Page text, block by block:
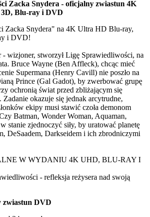
Zacka Snydera - oficjalny zwiastun 4K
Blu-ray i DVD
Zacka Snydera" na 4K Ultra HD Blu-ray,
i DVD!
- wizjoner, stworzył Ligę Sprawiedliwości, na
Bruce Wayne (Ben Affleck), chcąc mieć
Supermana (Henry Cavill) nie poszło na
Prince (Gal Gadot), by zwerbować grupę
ochronią świat przed zbliżającym się
Zadanie okazuje się jednak arcytrudne,
ekipy musi stawić czoła demonom
Batman, Wonder Woman, Aquaman,
stanie zjednoczyć siły, by uratować planetę
DeSaadem, Darkseidem i ich zbrodniczymi
W WYDANIU 4K UHD, BLU-RAY I
- refleksja reżysera nad swoją
zwiastun DVD